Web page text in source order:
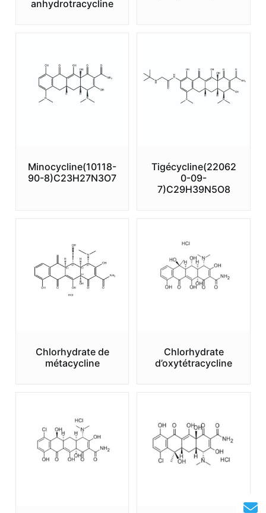
anhydrotracycline
Minocycline(10118-
90-8)C23H27N3O7
Tigécycline(22062
0-09-
7)C29H39N5O8
Chlorhydrate de
métacycline
Chlorhydrate
d’oxytétracycline